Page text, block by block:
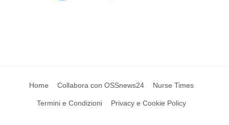
Home Collabora con OSSnews24 Nurse Times
Termini e Condizioni Privacy e Cookie Policy